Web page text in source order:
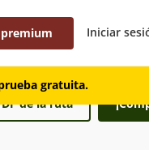
premium Iniciar
gratuita.
de la ruta